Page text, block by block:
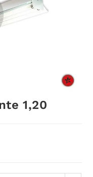
1,20